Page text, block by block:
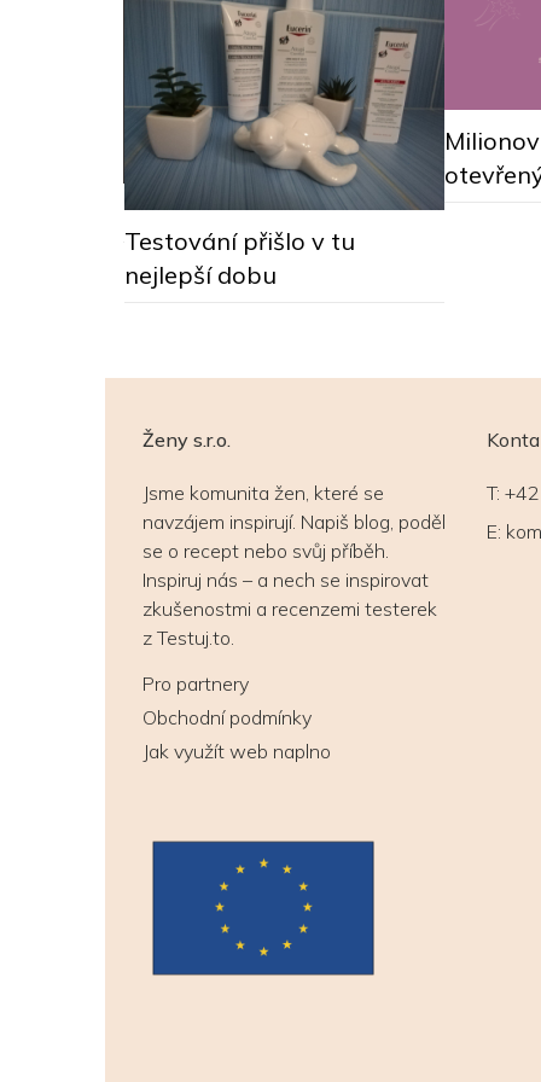
Testování přišlo v tu
nejlepší dobu
Ženy s.r.o.
Jsme komunita žen, které se
navzájem inspirují. Napiš blog, poděl
se o recept nebo svůj příběh.
Inspiruj nás – a nech se inspirovat
zkušenostmi a recenzemi testerek
z Testuj.to.
Pro partnery
Obchodní podmínky
Jak využít web naplno
T:
E: